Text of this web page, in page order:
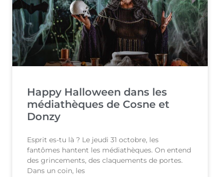
Happy Halloween dans les
médiathèques de Cosne et
Donzy
Esprit es-tu là ? Le jeudi 31 octobre, les
fantômes hantent les médiathèques. On entend
des grincements, des claquements de portes.
Dans un coin, les